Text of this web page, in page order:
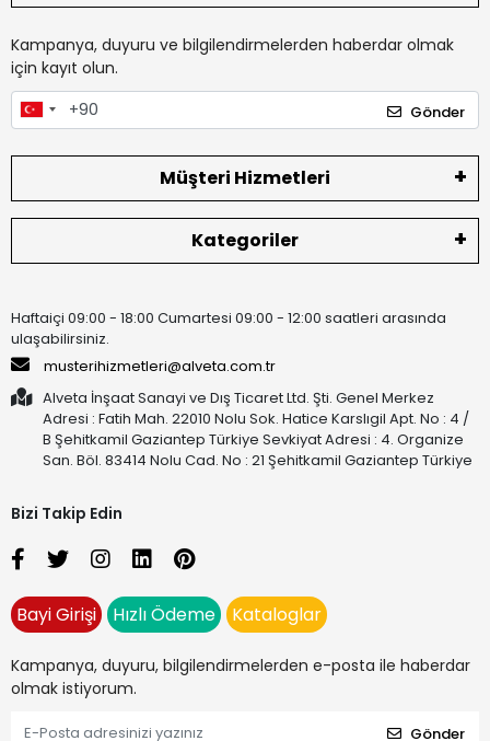
Kampanya, duyuru ve bilgilendirmelerden haberdar olmak
için kayıt olun.
Gönder
Müşteri Hizmetleri
Kategoriler
Haftaiçi 09:00 - 18:00 Cumartesi 09:00 - 12:00 saatleri arasında
ulaşabilirsiniz.
musterihizmetleri@alveta.com.tr
Alveta İnşaat Sanayi ve Dış Ticaret Ltd. Şti. Genel Merkez
Adresi : Fatih Mah. 22010 Nolu Sok. Hatice Karslıgil Apt. No : 4 /
B Şehitkamil Gaziantep Türkiye Sevkiyat Adresi : 4. Organize
San. Böl. 83414 Nolu Cad. No : 21 Şehitkamil Gaziantep Türkiye
Bizi Takip Edin
Bayi Girişi Hızlı Ödeme Kataloglar
Kampanya, duyuru, bilgilendirmelerden e-posta ile haberdar
olmak istiyorum.
Gönder